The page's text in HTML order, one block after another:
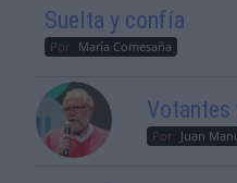
Suelta y confía
Por María Comesaña
Votantes
Por Juan